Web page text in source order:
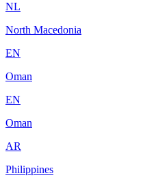
NL
North Macedonia
EN
Oman
EN
Oman
AR
Philippines